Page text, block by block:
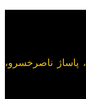
ناصرخسرو،